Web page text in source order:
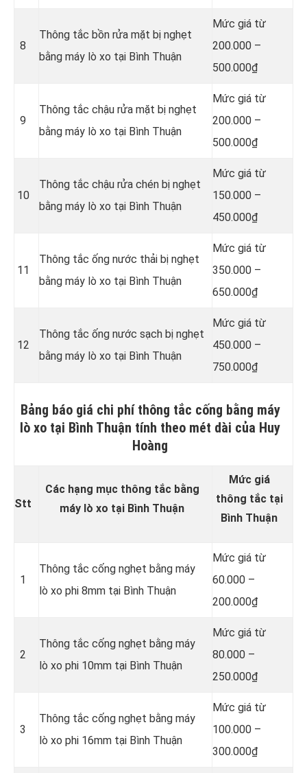
8
Thông tắc bồn rửa mặt bị nghẹt
bằng máy lò xo tại Bình Thuận
Mức giá từ
200.000 –
500.000₫
9
Thông tắc chậu rửa mặt bị nghẹt
bằng máy lò xo tại Bình Thuận
Mức giá từ
200.000 –
500.000₫
10
Thông tắc chậu rửa chén bị nghẹt
bằng máy lò xo tại Bình Thuận
Mức giá từ
150.000 –
450.000₫
11
Thông tắc ống nước thải bị nghẹt
bằng máy lò xo tại Bình Thuận
Mức giá từ
350.000 –
650.000₫
12
Thông tắc ống nước sạch bị nghẹt
bằng máy lò xo tại Bình Thuận
Mức giá từ
450.000 –
750.000₫
Bảng báo giá chi phí thông tắc cống bằng máy
lò xo tại Bình Thuận tính theo mét dài của Huy
Hoàng
Stt
Các hạng mục thông tắc bằng
máy lò xo tại Bình Thuận
Mức giá
thông tắc tại
Bình Thuận
1
Thông tắc cống nghẹt bằng máy
lò xo phi 8mm tại Bình Thuận
Mức giá từ
60.000 –
200.000₫
2
Thông tắc cống nghẹt bằng máy
lò xo phi 10mm tại Bình Thuận
Mức giá từ
80.000 –
250.000₫
3
Thông tắc cống nghẹt bằng máy
lò xo phi 16mm tại Bình Thuận
Mức giá từ
100.000 –
300.000₫